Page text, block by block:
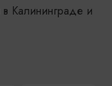
Калининграде и